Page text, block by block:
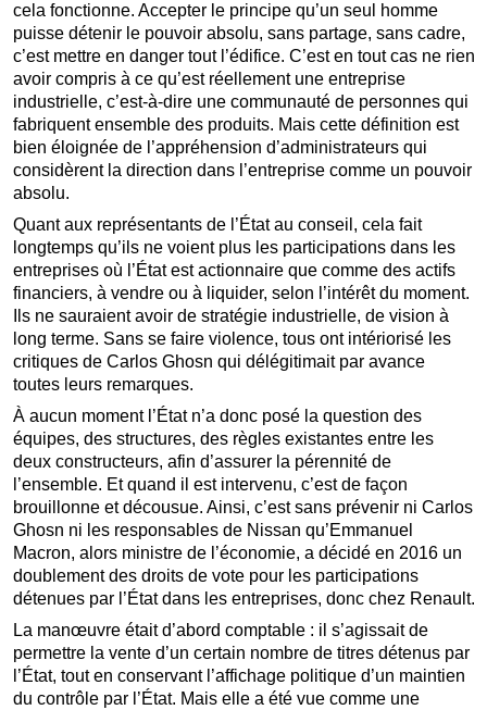
cela fonctionne. Accepter le principe qu’un seul homme
puisse détenir le pouvoir absolu, sans partage, sans cadre,
c’est mettre en danger tout l’édifice. C’est en tout cas ne rien
avoir compris à ce qu’est réellement une entreprise
industrielle, c’est-à-dire une communauté de personnes qui
fabriquent ensemble des produits. Mais cette définition est
bien éloignée de l’appréhension d’administrateurs qui
considèrent la direction dans l’entreprise comme un pouvoir
absolu.
Quant aux représentants de l’État au conseil, cela fait
longtemps qu’ils ne voient plus les participations dans les
entreprises où l’État est actionnaire que comme des actifs
financiers, à vendre ou à liquider, selon l’intérêt du moment.
Ils ne sauraient avoir de stratégie industrielle, de vision à
long terme. Sans se faire violence, tous ont intériorisé les
critiques de Carlos Ghosn qui délégitimait par avance
toutes leurs remarques.
À aucun moment l’État n’a donc posé la question des
équipes, des structures, des règles existantes entre les
deux constructeurs, afin d’assurer la pérennité de
l’ensemble. Et quand il est intervenu, c’est de façon
brouillonne et décousue. Ainsi, c’est sans prévenir ni Carlos
Ghosn ni les responsables de Nissan qu’Emmanuel
Macron, alors ministre de l’économie, a décidé en 2016 un
doublement des droits de vote pour les participations
détenues par l’État dans les entreprises, donc chez Renault.
La manœuvre était d’abord comptable : il s’agissait de
permettre la vente d’un certain nombre de titres détenus par
l’État, tout en conservant l’affichage politique d’un maintien
du contrôle par l’État. Mais elle a été vue comme une